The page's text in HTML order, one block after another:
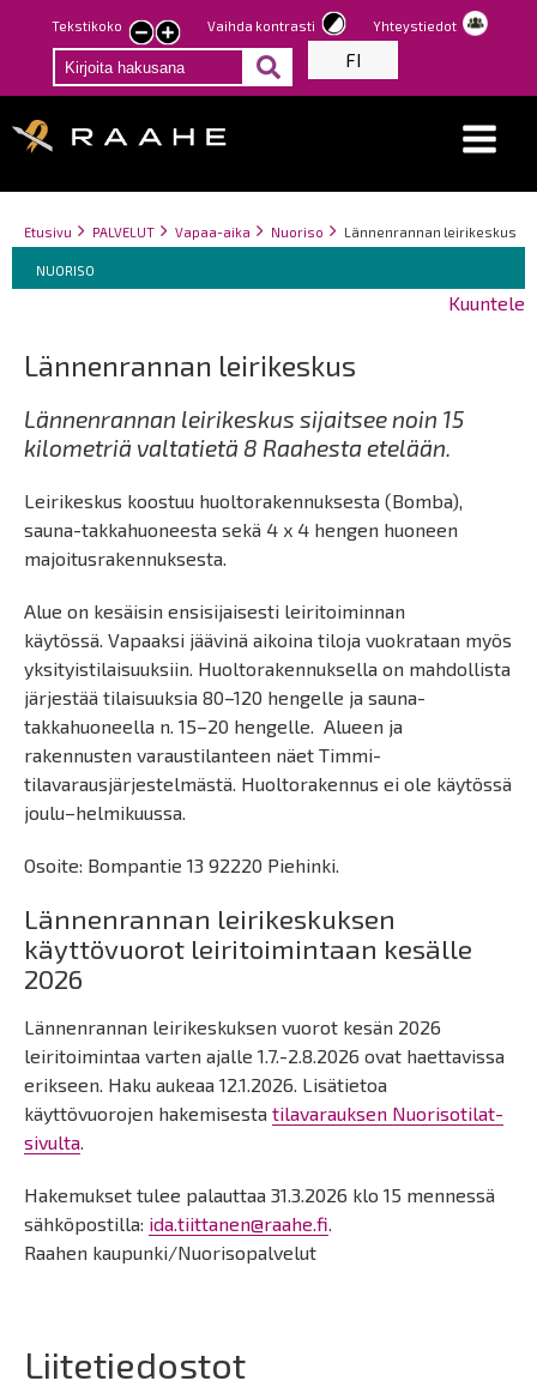
Hyppää
pääsisältöön
Tekstikoko
Pienennä
tekstin
kokoa
Suurenna
tekstin
kokoa
Vaihda kontrasti Yhteystiedot
FI
Breadcrumbs
You
here:
Etusivu PALVELUT Vapaa-aika Nuoriso Lännenrannan leirikeskus
Breadcrumbs
You
are
NUORISO
Kuuntele
Lännenrannan leirikeskus
Lännenrannan leirikeskus sijaitsee noin 15
kilometriä valtatietä 8 Raahesta etelään.
Leirikeskus koostuu huoltorakennuksesta (Bomba),
sauna-takkahuoneesta sekä 4 x 4 hengen huoneen
majoitusrakennuksesta.
Alue on kesäisin ensisijaisesti leiritoiminnan
käytössä. Vapaaksi jäävinä aikoina tiloja vuokrataan myös
yksityistilaisuuksiin. Huoltorakennuksella on mahdollista
järjestää tilaisuuksia 80–120 hengelle ja sauna-
takkahuoneella n. 15–20 hengelle. Alueen ja
rakennusten varaustilanteen näet Timmi-
tilavarausjärjestelmästä. Huoltorakennus ei ole käytössä
joulu–helmikuussa.
Osoite: Bompantie 13 92220 Piehinki.
Lännenrannan leirikeskuksen
käyttövuorot leiritoimintaan kesälle
2026
Lännenrannan leirikeskuksen vuorot kesän 2026
leiritoimintaa varten ajalle 1.7.-2.8.2026 ovat haettavissa
erikseen. Haku aukeaa 12.1.2026. Lisätietoa
käyttövuorojen hakemisesta tilavarauksen Nuorisotilat-
sivulta.
Hakemukset tulee palauttaa 31.3.2026 klo 15 mennessä
sähköpostilla: ida.tiittanen@raahe.fi.
Raahen kaupunki/Nuorisopalvelut
Liitetiedostot